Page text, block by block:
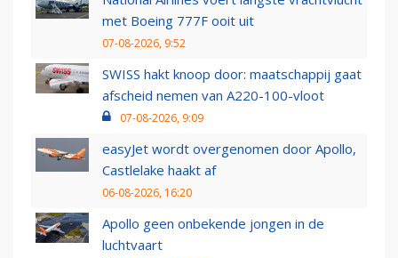
met Boeing 777F ooit uit
07-08-2026, 9:52
SWISS hakt knoop door: maatschappij gaat
afscheid nemen van A220-100-vloot
07-08-2026, 9:09
easyJet wordt overgenomen door Apollo,
Castlelake haakt af
06-08-2026, 16:20
Apollo geen onbekende jongen in de
luchtvaart